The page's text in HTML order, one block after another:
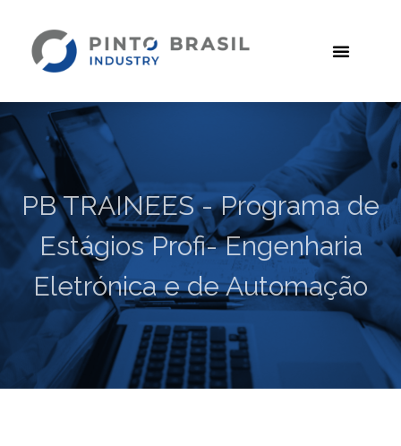
PB TRAINEES - Programa de
Estágios Profi- Engenharia
Eletrónica e de Automação